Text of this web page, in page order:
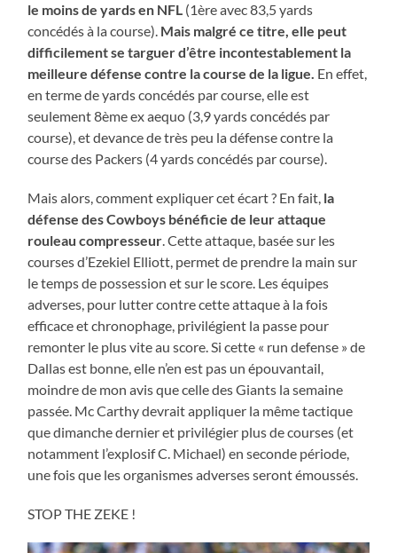
le moins de yards en NFL (1ère avec 83,5 yards
concédés à la course). Mais malgré ce titre, elle peut
difficilement se targuer d’être incontestablement la
meilleure défense contre la course de la ligue. En effet,
en terme de yards concédés par course, elle est
seulement 8ème ex aequo (3,9 yards concédés par
course), et devance de très peu la défense contre la
course des Packers (4 yards concédés par course).
Mais alors, comment expliquer cet écart ? En fait, la
défense des Cowboys bénéficie de leur attaque
rouleau compresseur. Cette attaque, basée sur les
courses d’Ezekiel Elliott, permet de prendre la main sur
le temps de possession et sur le score. Les équipes
adverses, pour lutter contre cette attaque à la fois
efficace et chronophage, privilégient la passe pour
remonter le plus vite au score. Si cette « run defense » de
Dallas est bonne, elle n’en est pas un épouvantail,
moindre de mon avis que celle des Giants la semaine
passée. Mc Carthy devrait appliquer la même tactique
que dimanche dernier et privilégier plus de courses (et
notamment l’explosif C. Michael) en seconde période,
une fois que les organismes adverses seront émoussés.
STOP THE ZEKE !